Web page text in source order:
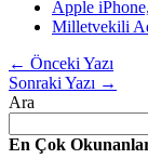
Apple
Milletvekili
← Önceki Yazı
Sonraki Yazı →
Ara
En Çok